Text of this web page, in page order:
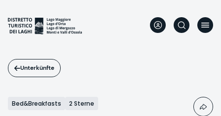
Inhalt
Unterkünfte
Bed&Breakfasts 2 Sterne